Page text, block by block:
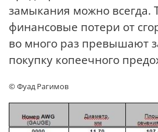
замыкания можно всегда.
финансовые потери от
во много раз превышают
покупку копеечного
© Фуад Рагимов